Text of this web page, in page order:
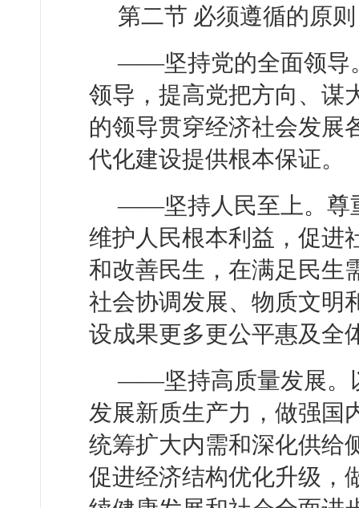
第二节 必须遵循的原则
——坚持党的全面领导
领导，提高党把方向、谋
的领导贯穿经济社会发展
代化建设提供根本保证。
——坚持人民至上。尊
维护人民根本利益，促进
和改善民生，在满足民生
社会协调发展、物质文明
设成果更多更公平惠及全
——坚持高质量发展。
发展新质生产力，做强国
统筹扩大内需和深化供给
促进经济结构优化升级，